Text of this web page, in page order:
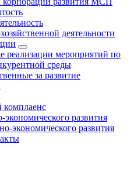
деятельности
реализации мероприятий по
среды
за развитие
развития
экономического развития